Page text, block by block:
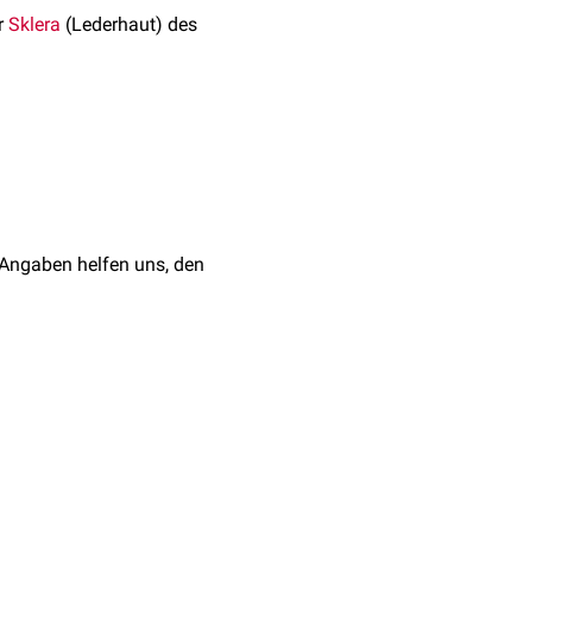
Sklera (Lederhaut) des
dadurch zustande,
Abfluss des
helfen uns, den